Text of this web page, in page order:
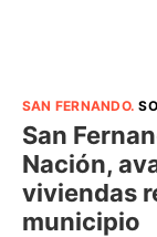
SAN FERNANDO.
San
Nación,
viviendas
municipio